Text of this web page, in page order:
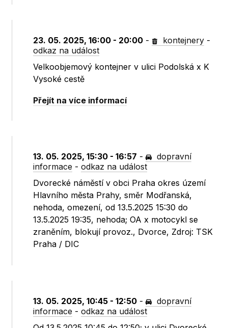
23. 05. 2025, 16:00 - 20:00 - kontejnery -
odkaz na událost
Velkoobjemový kontejner v ulici Podolská x K
Vysoké cestě
Přejít na více informací
13. 05. 2025, 15:30 - 16:57 -
dopravní
informace -odkaz na událost
Dvorecké náměstí v obci Praha okres území
Hlavního města Prahy, směr Modřanská,
nehoda, omezení, od 13.5.2025 15:30 do
13.5.2025 19:35, nehoda; OA x motocykl se
zraněním, blokují provoz., Dvorce, Zdroj: TSK
Praha / DIC
13. 05. 2025, 10:45 - 12:50 -
dopravní
informace -odkaz na událost